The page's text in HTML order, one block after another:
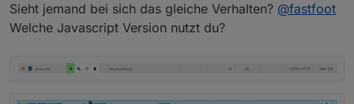
Sieht jemand bei sich das gleiche Verhalten? @fastfoot
Welche Javascript Version nutzt du?